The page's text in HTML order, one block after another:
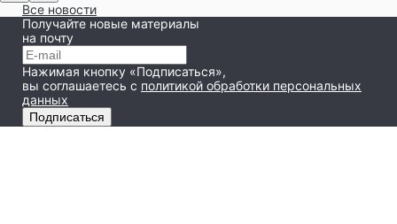
Все новости
Получайте новые материалы
на почту
Нажимая кнопку «Подписаться»,
вы соглашаетесь с политикой обработки персональных
данных
Подписаться